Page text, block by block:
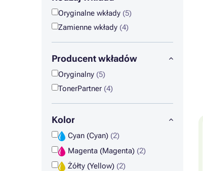
Oryginalne wkłady (5)
Zamienne wkłady (4)
Producent wkładów
Oryginalny (5)
TonerPartner (4)
Kolor
Cyan (Cyan) (2)
Magenta (Magenta) (2)
Żółty (Yellow) (2)